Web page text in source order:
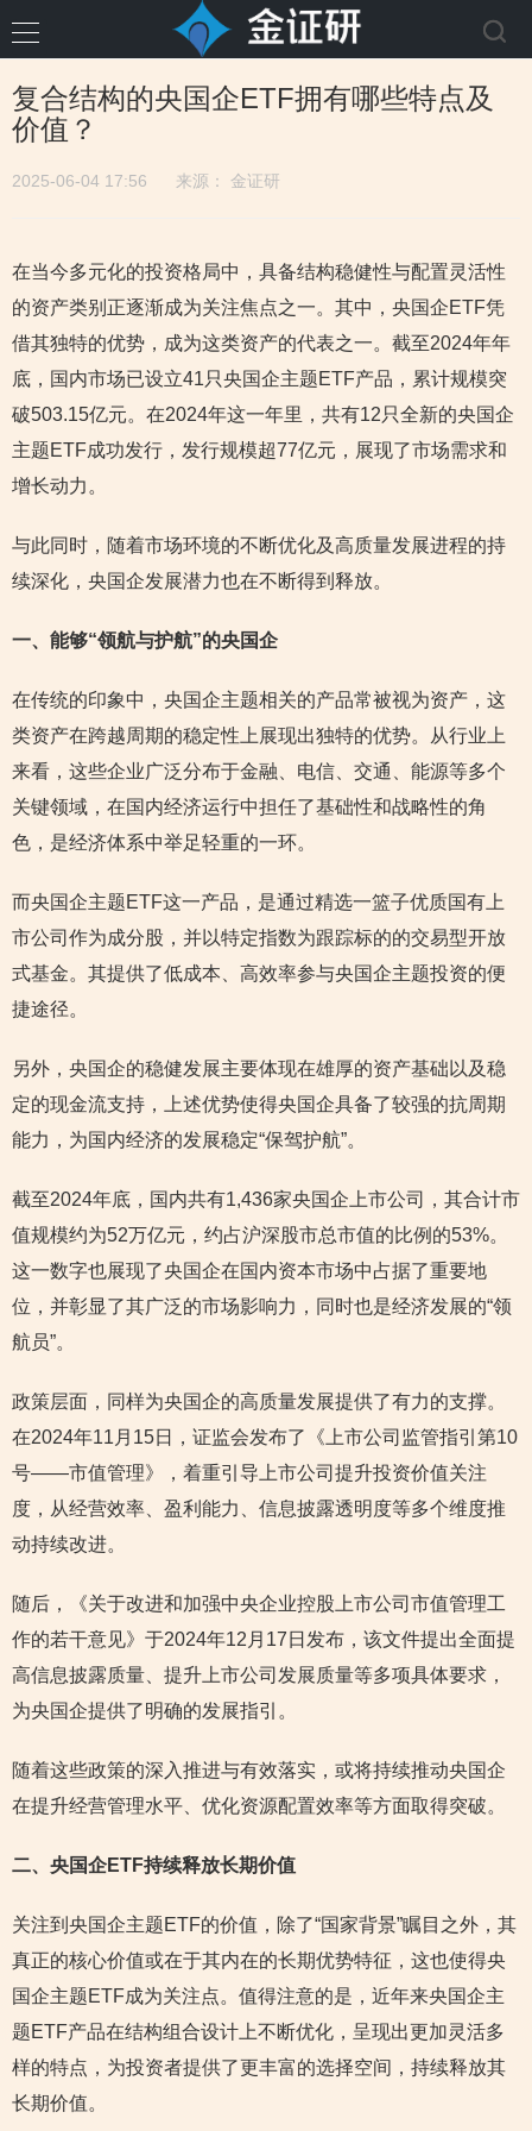
复合结构的央国企ETF拥有哪些特点及
价值？
2025-06-04 17:56 来源： 金证研
在当今多元化的投资格局中，具备结构稳健性与配置灵活性
的资产类别正逐渐成为关注焦点之一。其中，央国企ETF凭
借其独特的优势，成为这类资产的代表之一。截至2024年年
底，国内市场已设立41只央国企主题ETF产品，累计规模突
破503.15亿元。在2024年这一年里，共有12只全新的央国企
主题ETF成功发行，发行规模超77亿元，展现了市场需求和
增长动力。
与此同时，随着市场环境的不断优化及高质量发展进程的持
续深化，央国企发展潜力也在不断得到释放。
一、能够“领航与护航”的央国企
在传统的印象中，央国企主题相关的产品常被视为资产，这
类资产在跨越周期的稳定性上展现出独特的优势。从行业上
来看，这些企业广泛分布于金融、电信、交通、能源等多个
关键领域，在国内经济运行中担任了基础性和战略性的角
色，是经济体系中举足轻重的一环。
而央国企主题ETF这一产品，是通过精选一篮子优质国有上
市公司作为成分股，并以特定指数为跟踪标的的交易型开放
式基金。其提供了低成本、高效率参与央国企主题投资的便
捷途径。
另外，央国企的稳健发展主要体现在雄厚的资产基础以及稳
定的现金流支持，上述优势使得央国企具备了较强的抗周期
能力，为国内经济的发展稳定“保驾护航”。
截至2024年底，国内共有1,436家央国企上市公司，其合计市
值规模约为52万亿元，约占沪深股市总市值的比例的53%。
这一数字也展现了央国企在国内资本市场中占据了重要地
位，并彰显了其广泛的市场影响力，同时也是经济发展的“领
航员”。
政策层面，同样为央国企的高质量发展提供了有力的支撑。
在2024年11月15日，证监会发布了《上市公司监管指引第10
号——市值管理》，着重引导上市公司提升投资价值关注
度，从经营效率、盈利能力、信息披露透明度等多个维度推
动持续改进。
随后，《关于改进和加强中央企业控股上市公司市值管理工
作的若干意见》于2024年12月17日发布，该文件提出全面提
高信息披露质量、提升上市公司发展质量等多项具体要求，
为央国企提供了明确的发展指引。
随着这些政策的深入推进与有效落实，或将持续推动央国企
在提升经营管理水平、优化资源配置效率等方面取得突破。
二、央国企ETF持续释放长期价值
关注到央国企主题ETF的价值，除了“国家背景”瞩目之外，其
真正的核心价值或在于其内在的长期优势特征，这也使得央
国企主题ETF成为关注点。值得注意的是，近年来央国企主
题ETF产品在结构组合设计上不断优化，呈现出更加灵活多
样的特点，为投资者提供了更丰富的选择空间，持续释放其
长期价值。